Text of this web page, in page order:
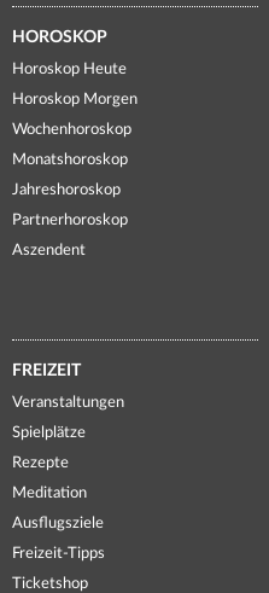
HOROSKOP
Horoskop Heute
Horoskop Morgen
Wochenhoroskop
Monatshoroskop
Jahreshoroskop
Partnerhoroskop
Aszendent
FREIZEIT
Veranstaltungen
Spielplätze
Rezepte
Meditation
Ausflugsziele
Freizeit-Tipps
Ticketshop